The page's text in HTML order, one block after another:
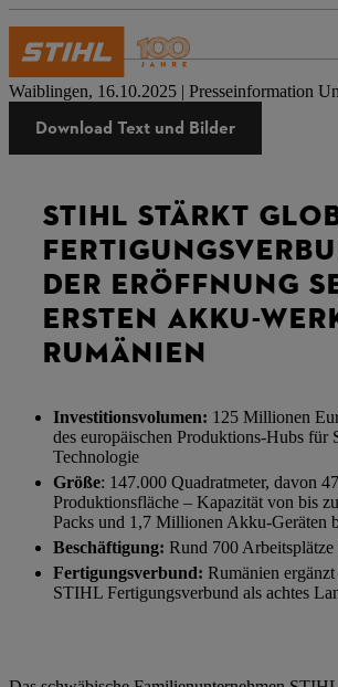
Presse
Waiblingen, 16.10.2025 | Presseinformation
Download Text und Bilder
STIHL STÄRKT
DER ERÖFFNUNG
ERSTEN AKKU-
RUMÄNIEN
Investitionsvolumen: 125 Millionen
des europäischen Produktions-Hubs
Technologie
Größe: 147.000 Quadratmeter, davon
Produktionsfläche – Kapazität von bis
Packs und 1,7 Millionen Akku-Geräten
Beschäftigung: Rund 700 Arbeitsplätze
Fertigungsverbund: Rumänien
STIHL Fertigungsverbund als achtes